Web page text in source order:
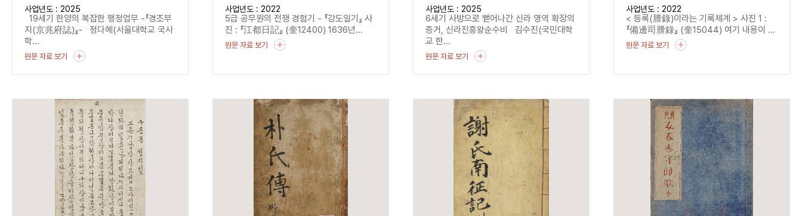
사업년도 : 2025
19세기 한양의 복잡한 행정업무 -『경조부
지(京兆府誌)』- 정다혜(서울대학교 국사
학...
원문 자료 보기
사업년도 : 2022
5급 공무원의 전쟁 경험기 - 『강도일기』 사
진 : 『江都日記』 (奎12400) 1636년...
원문 자료 보기
사업년도 : 2025
6세기 사방으로 뻗어나간 신라 영역 확장의
증거, 신라진흥왕순수비 김수진(국민대학
교 한...
원문 자료 보기
사업년도 : 2022
< 등록(謄錄)이라는 기록체계 > 사진 1 :
『備邊司謄錄』 (奎15044) 여기 내용이 ...
원문 자료 보기